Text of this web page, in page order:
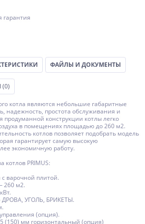
гарантия
ФАЙЛЫ И ДОКУМЕНТЫ
(0)
котла являются небольшие габаритные
надежность, простота обслуживания и
продуманной конструкции котлы легко
в помещениях площадью до 260 м2.
котлов позволяет подобрать модель
гарантирует самую высокую
экономичную работу.
PRIMUS:
варочной плитой.
260 м2.
ДРОВА, УГОЛЬ, БРИКЕТЫ.
(опция).
(150) мм горизонтальный (опция)